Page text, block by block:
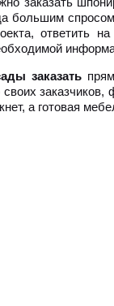
большим
ответить
заказать
а готовая